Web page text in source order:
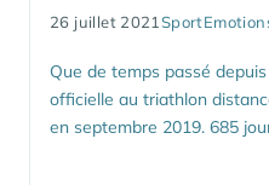
26 juillet 2021 Sport
Que de temps passé
officielle au triathlon
en septembre 2019. 685